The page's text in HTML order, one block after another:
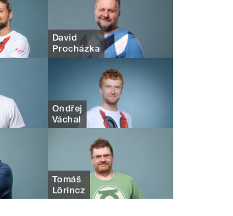
David
Procházka
Ondřej
Váchal
Tomáš
Lörincz